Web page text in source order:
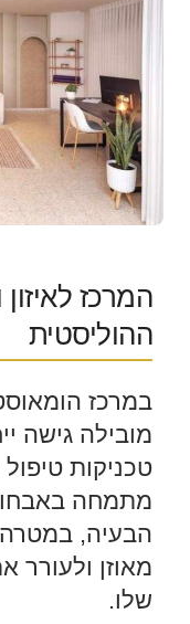
המרכז
ההוליסטית
במרכז
מובילה גישה
טכניקות
מתמחה
הבעיה,
מאוזן ולעורר
שלו.